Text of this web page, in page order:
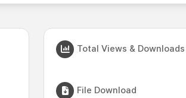
Total Views & Downloads
File Download